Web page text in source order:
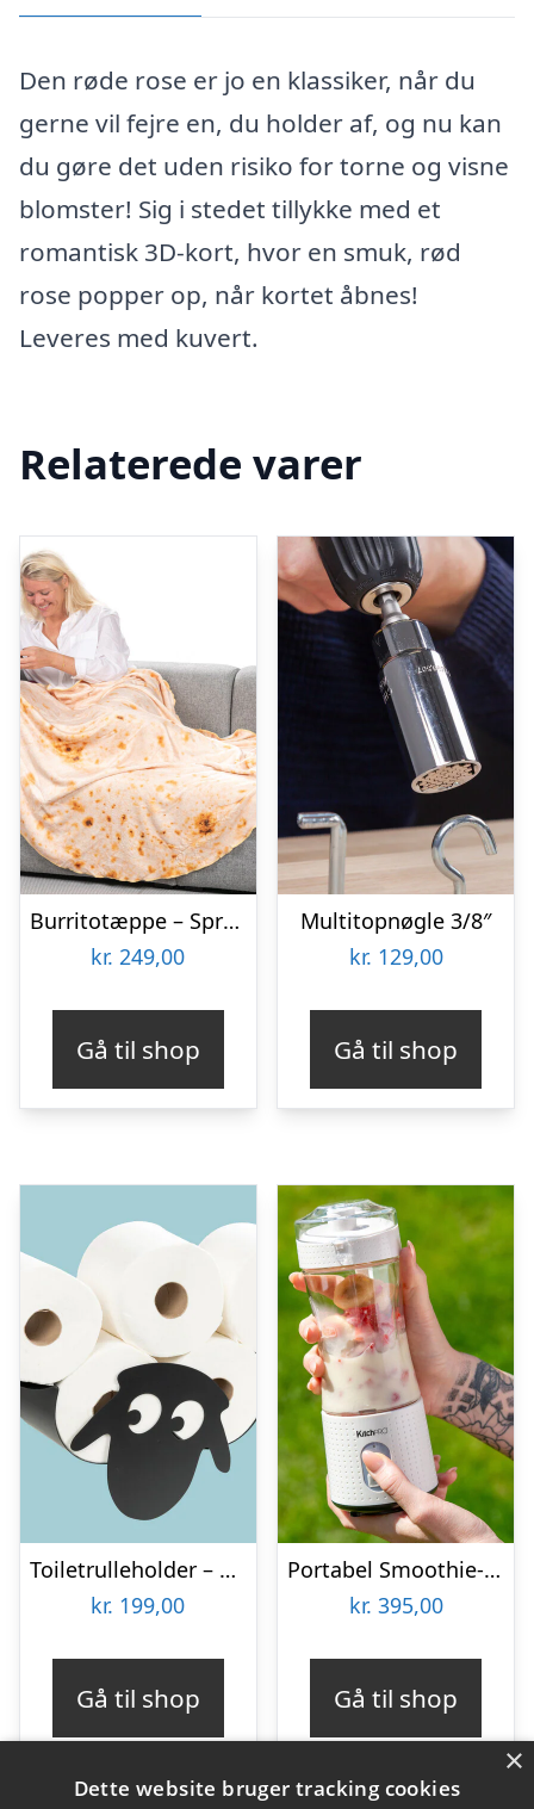
Den røde rose er jo en klassiker, når du
gerne vil fejre en, du holder af, og nu kan
du gøre det uden risiko for torne og visne
blomster! Sig i stedet tillykke med et
romantisk 3D-kort, hvor en smuk, rød
rose popper op, når kortet åbnes!
Leveres med kuvert.
Relaterede varer
Burritotæppe – Spralla
kr. 249,00
Gå til shop
Multitopnøgle 3/8″
kr. 129,00
Gå til shop
Toiletrulleholder – Liggende får
kr. 199,00
Gå til shop
Portabel Smoothie-blender – KitchPro
kr. 395,00
Gå til shop
×
Dette website bruger tracking cookies